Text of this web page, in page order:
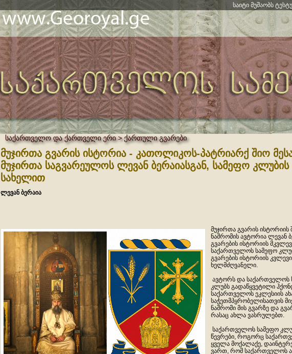
საიტი მუშაობს
საქართველო და ქართველი ერი > ქართული გვარები
მუჯირთა გვარის ისტორია - კათოლიკოს-პატრიარქ შიო
მუჯირთა საგვარეულოს ლევან ბერაიასგან, სამეფო კლუბის
სახელით
ლევან ბერაია
მუჯირთა გვარის ისტორიის
ნაშრომის ავტორია ლევან
გვარების ისტორიის
საქართველოს სამეფო
გვარების ისტორიის
ხელმძღვანელი.
ავტორს და საქართველოს
კლუბს გადაწყვეტილი
საქართველოს ეკლესიის
საჭეთმპყრობელისათვის
ნაშრომი მის გვარზე და
რასაც ახლა ვასრულებთ.
საქართველოს სამეფო
წევრები, როგორც
ყველა მოქალაქე,
ვართ, რომ საქართველოს